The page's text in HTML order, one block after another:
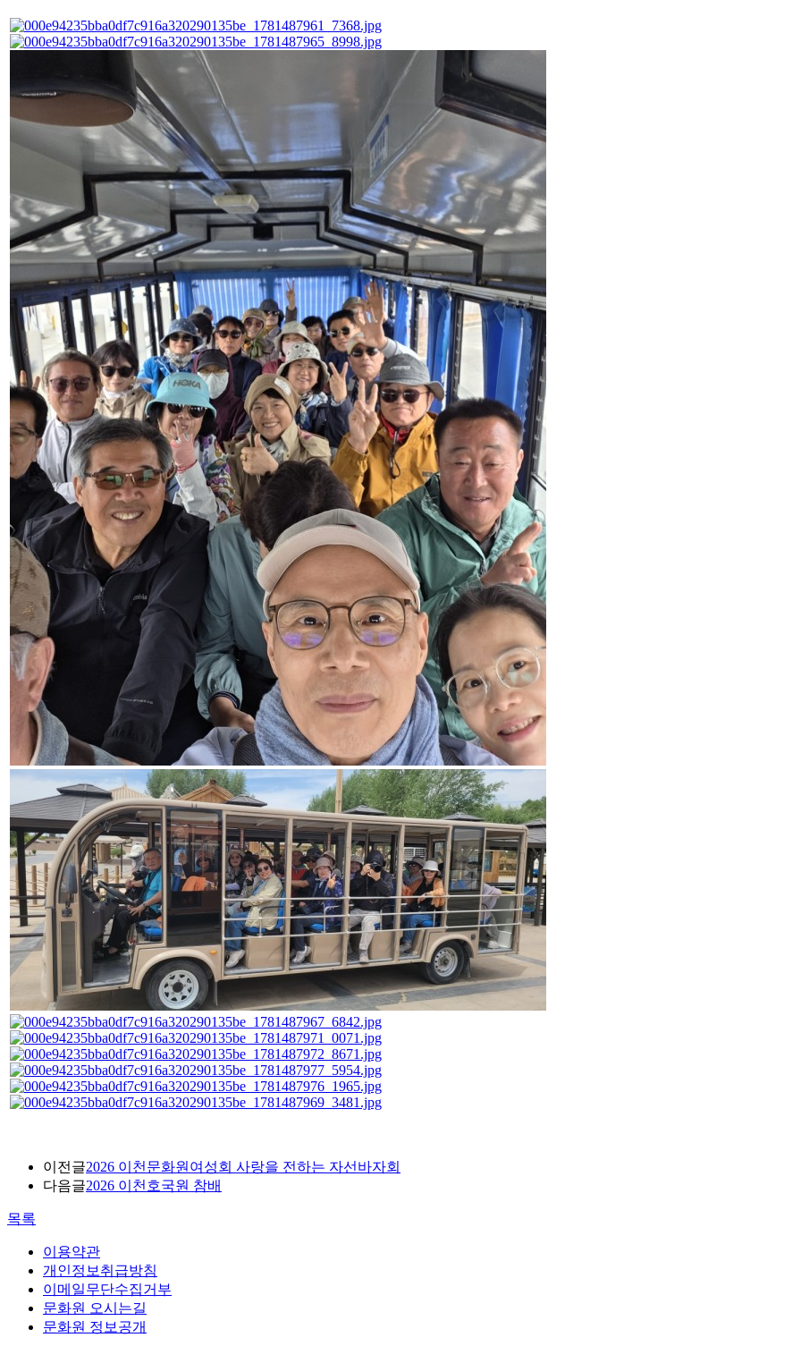
이전글2026 이천문화원여성회 사랑을 전하는 자선바자회
다음글2026 이천호국원 참배
목록
이용약관
개인정보취급방침
이메일무단수집거부
문화원 오시는길
문화원 정보공개